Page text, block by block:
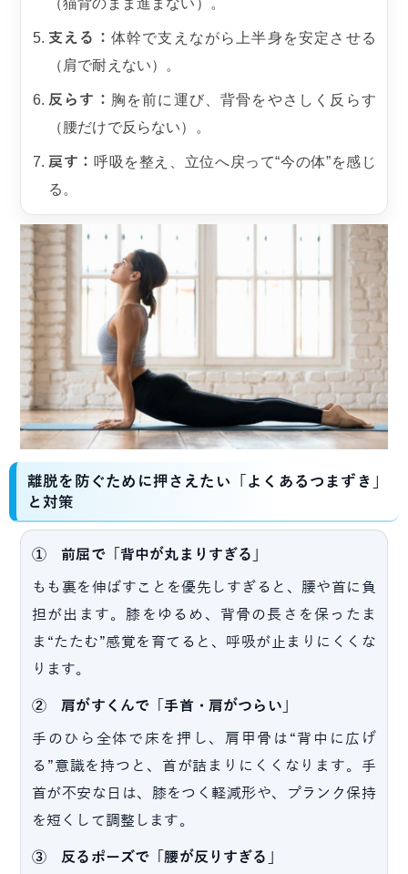
（猫背のまま進まない）。
支える： 体幹で支えながら上半身を安定させる
（肩で耐えない）。
反らす： 胸を前に運び、背骨をやさしく反らす
（腰だけで反らない）。
戻す： 呼吸を整え、立位へ戻って“今の体”を感じ
る。
離脱を防ぐために押さえたい「よくあるつまずき」
と対策
① 前屈で「背中が丸まりすぎる」
もも裏を伸ばすことを優先しすぎると、腰や首に負
担が出ます。膝をゆるめ、背骨の長さを保ったま
ま“たたむ”感覚を育てると、呼吸が止まりにくくな
ります。
② 肩がすくんで「手首・肩がつらい」
手のひら全体で床を押し、肩甲骨は“背中に広げ
る”意識を持つと、首が詰まりにくくなります。手
首が不安な日は、膝をつく軽減形や、プランク保持
を短くして調整します。
③ 反るポーズで「腰が反りすぎる」